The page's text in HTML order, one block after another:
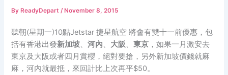
By ReadyDepart/ November 8, 2015
聽朝(星期一)10點Jetstar 捷星航空 將會有雙十一前優惠，包
括有香港出發新加坡、河內、 大阪、東京 ，如果一月激安去
東京及大阪或者四月賞櫻，絕對要搶，另外新加坡價錢就麻
麻，河內就最抵，來回計比上次再平$50。